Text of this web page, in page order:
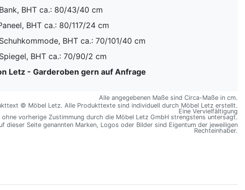
BHT ca.: 80/43/40 cm
BHT ca.: 80/117/24 cm
BHT ca.: 70/101/40 cm
BHT ca.: 70/90/2 cm
Letz - Garderoben gern auf Anfrage
Alle angegebenen Maße sind Circa-Maße in cm.
© Möbel Letz. Alle Produkttexte sind individuell durch Möbel Letz erstellt.
Eine Vervielfältigung
ohne vorherige Zustimmung durch die Möbel Letz GmbH strengstens untersagt.
dieser Seite genannten Marken, Logos oder Bilder sind Eigentum der jeweiligen
Rechteinhaber.